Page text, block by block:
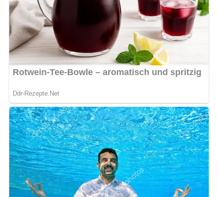
Mit Kräuterreis und Gurkensalat servieren.
[Nach: Geflügel aus Topf und Pfanne » Verlag für die Frau Leipzig, Berlin, DDR]
Abonniere jetzt unseren Newsletter!
Kein Spam, kein Bullshit, keine Weitergabe deiner Mailadresse an Dritte!
Rezept-Bewertung
5/5(4 Bewertung)